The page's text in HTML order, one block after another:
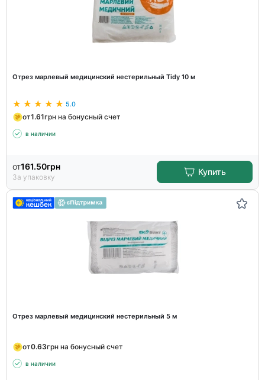
Отрез марлевый медицинский нестерильный Tidy 10 м
5.0
от1.61грн на бонусный счет
в наличии
от161.50грн
За упаковку
Купить
Отрез марлевый медицинский нестерильный 5 м
от0.63грн на бонусный счет
в наличии